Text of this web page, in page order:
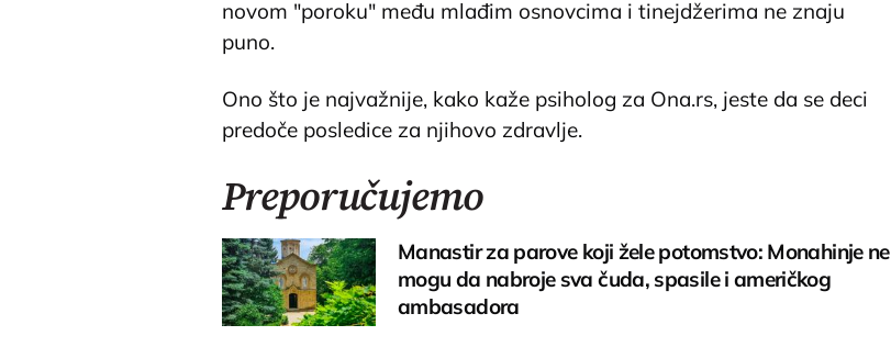
novom "poroku" među mlađim osnovcima i tinejdžerima ne znaju
puno.
Ono što je najvažnije, kako kaže psiholog za Ona.rs, jeste da se deci
predoče posledice za njihovo zdravlje.
Preporučujemo
Manastir za parove koji žele potomstvo: Monahinje ne
mogu da nabroje sva čuda, spasile i američkog
ambasadora
27
Priština